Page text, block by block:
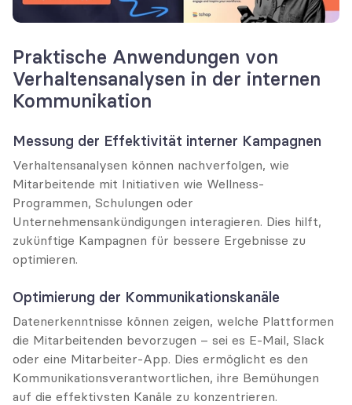
Praktische Anwendungen von
Verhaltensanalysen in der internen
Kommunikation
Messung der Effektivität interner Kampagnen
Verhaltensanalysen können nachverfolgen, wie
Mitarbeitende mit Initiativen wie Wellness-
Programmen, Schulungen oder
Unternehmensankündigungen interagieren. Dies hilft,
zukünftige Kampagnen für bessere Ergebnisse zu
optimieren.
Optimierung der Kommunikationskanäle
Datenerkenntnisse können zeigen, welche Plattformen
die Mitarbeitenden bevorzugen – sei es E-Mail, Slack
oder eine Mitarbeiter-App. Dies ermöglicht es den
Kommunikationsverantwortlichen, ihre Bemühungen
auf die effektivsten Kanäle zu konzentrieren.